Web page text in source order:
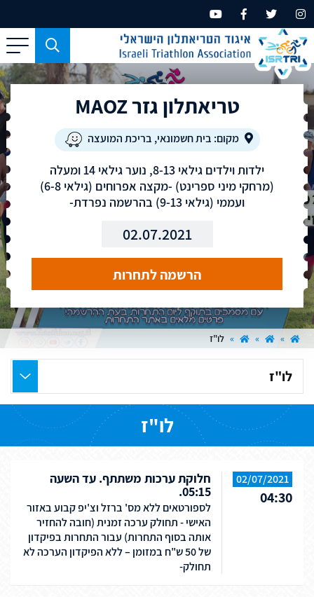
כפתור
משמש
עבור
טריאתלון גזר MAOZ
מקום: בית חשמונאי, בריכת המועצה
ילדות וילדים גילאי 8-13, נוער גילאי 14 ומעלה
(מרחקי מיני ספרינט) -מקצה אפרוחים (גילאי 6-8)
ועממי (גילאי 9-13) בהרשמה נפרדת-
02.07.2021
הרשמה לתחרות
»
»
» לו"ז
בחר
את
העמוד
הרצוי
לו"ז
02/07/2021
04:30
חלוקת ערכות משתתף. עד השעה
05:15.
לספורטאים ללא מס' ברזל וצ'יפ קבוע באזור
האישי - תחולק ערכה זמנית (חובה להחזיר
אותה בסוף התחרות) עבור התחרות בפיקדון
של 50 ש"ח במזומן – ללא הפיקדון הערכה לא
תחולק-